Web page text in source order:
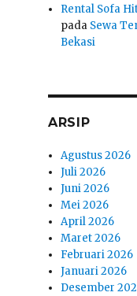
Rental Sofa
pada Sewa
Bekasi
ARSIP
Agustus 2026
Juli 2026
Juni 2026
Mei 2026
April 2026
Maret 2026
Februari 2026
Januari 2026
Desember